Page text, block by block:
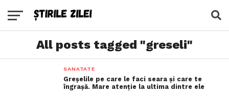
All posts tagged "greseli"
SANATATE
Greșelile pe care le faci seara și care te
îngrașă. Mare atenție la ultima dintre ele